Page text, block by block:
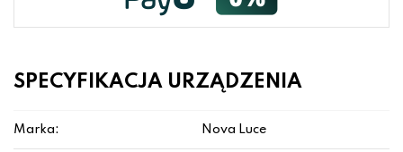
SPECYFIKACJA URZĄDZENIA
Marka: Nova Luce